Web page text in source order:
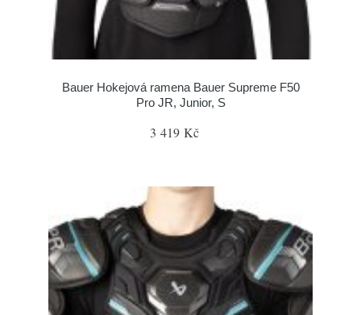
Bauer Hokejová ramena Bauer Supreme F50
Pro JR, Junior, S
3 419 Kč